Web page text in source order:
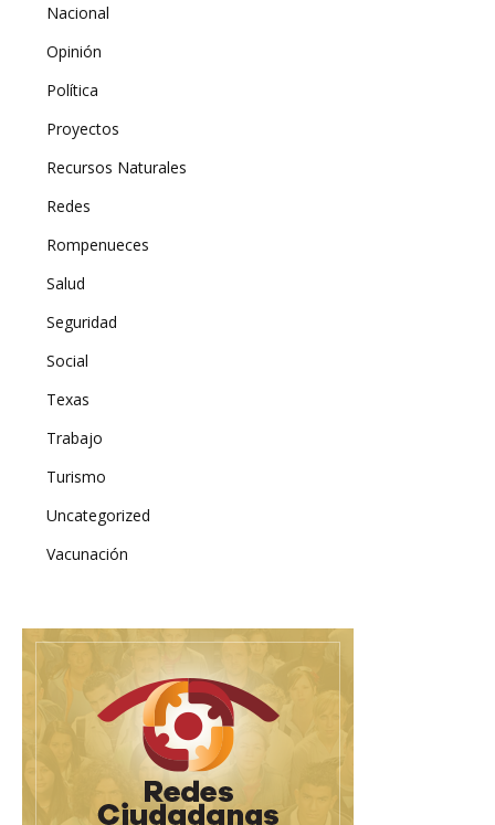
Nacional
Opinión
Política
Proyectos
Recursos Naturales
Redes
Rompenueces
Salud
Seguridad
Social
Texas
Trabajo
Turismo
Uncategorized
Vacunación